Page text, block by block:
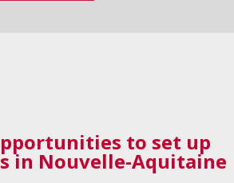
to set up
in Nouvelle-Aquitaine